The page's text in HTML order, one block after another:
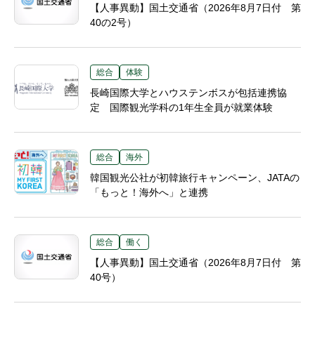
【人事異動】国土交通省（2026年8月7日付 第
40の2号）
総合 体験
長崎国際大学とハウステンボスが包括連携協
定 国際観光学科の1年生全員が就業体験
総合 海外
韓国観光公社が初韓旅行キャンペーン、JATAの
「もっと！海外へ」と連携
総合 働く
【人事異動】国土交通省（2026年8月7日付 第
40号）